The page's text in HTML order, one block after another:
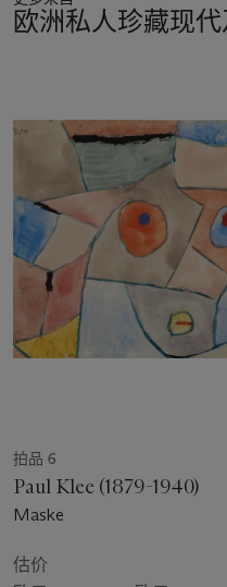
欧洲私人珍藏现
第
拍品 6
Paul Klee (1879-1940)
Maske
估价